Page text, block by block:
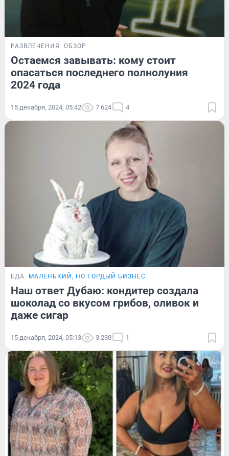
РАЗВЛЕЧЕНИЯ ОБЗОР
Остаемся завывать: кому стоит
опасаться последнего полнолуния
2024 года
15 декабря, 2024, 05:42 7 624 4
ЕДА МАЛЕНЬКИЙ, НО ГОРДЫЙ БИЗНЕС
Наш ответ Дубаю: кондитер создала
шоколад со вкусом грибов, оливок и
даже сигар
15 декабря, 2024, 05:13 3 230 1